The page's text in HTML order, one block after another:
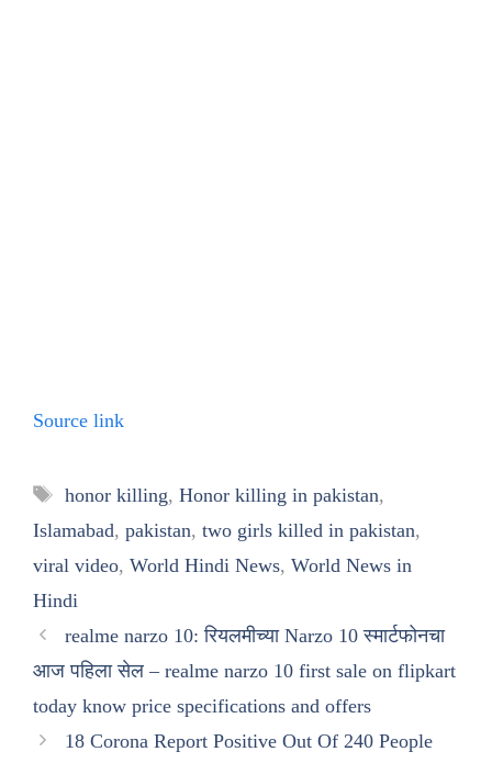
Source link
Tags
honor killing, Honor killing in pakistan,
Islamabad, pakistan, two girls killed in pakistan,
viral video, World Hindi News, World News in
Hindi
realme narzo 10: रियलमीच्या Narzo 10 स्मार्टफोनचा
आज पहिला सेल – realme narzo 10 first sale on flipkart
today know price specifications and offers
18 Corona Report Positive Out Of 240 People